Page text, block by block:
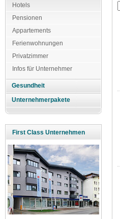
Hotels
Pensionen
Appartements
Ferienwohnungen
Privatzimmer
Infos für Unternehmer
Gesundheit
Unternehmerpakete
First Class Unternehmen